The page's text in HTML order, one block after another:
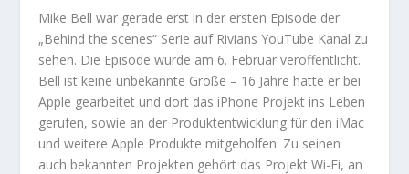
Mike Bell war gerade erst in der ersten Episode der
„Behind the scenes“ Serie auf Rivians YouTube Kanal zu
sehen. Die Episode wurde am 6. Februar veröffentlicht.
Bell ist keine unbekannte Größe – 16 Jahre hatte er bei
Apple gearbeitet und dort das iPhone Projekt ins Leben
gerufen, sowie an der Produktentwicklung für den iMac
und weitere Apple Produkte mitgeholfen. Zu seinen
auch bekannten Projekten gehört das Projekt Wi-Fi, an